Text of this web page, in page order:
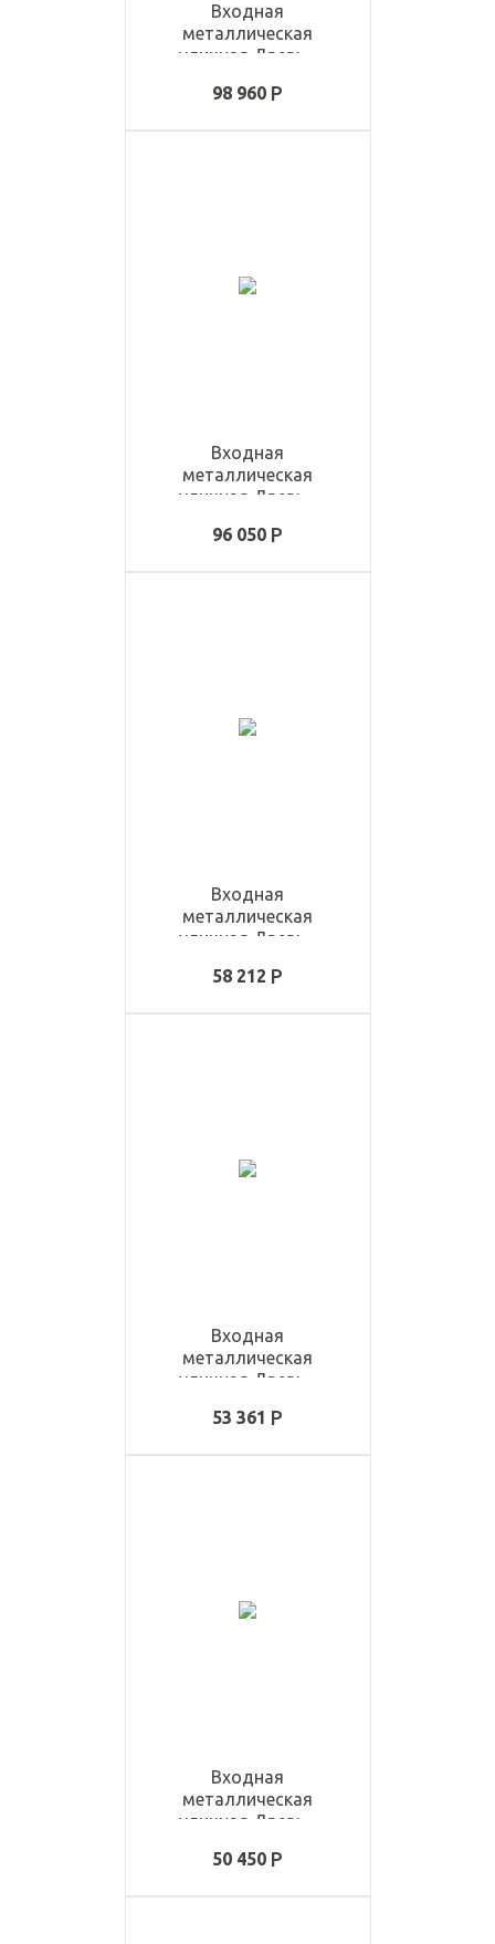
Входная
металлическая
уличная Дверь -
98 960
Входная
металлическая
уличная Дверь -
96 050
Входная
металлическая
уличная Дверь -
58 212
Входная
металлическая
уличная Дверь -
53 361
Входная
металлическая
уличная Дверь -
50 450